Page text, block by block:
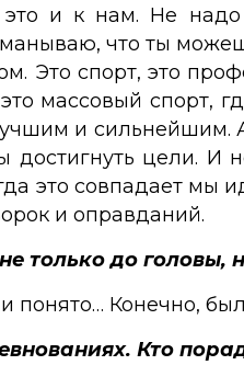
это и к нам. Не
что ты
Это спорт, это
массовый спорт,
и сильнейшим.
достигнуть цели. И
это совпадает
и оправданий.
только до головы,
понято… Конечно,
Кто